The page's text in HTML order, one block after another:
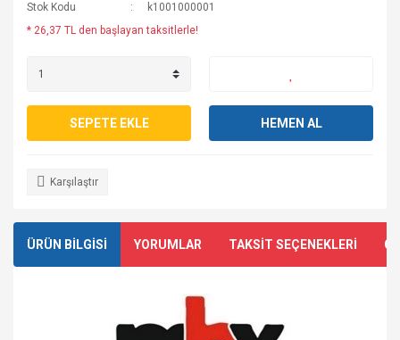
Stok Kodu
k1001000001
* 26,37 TL den başlayan taksitlerle!
SEPETE EKLE HEMEN AL
Karşılaştır
ÜRÜN BİLGİSİ YORUMLAR TAKSİT SEÇENEKLERİ